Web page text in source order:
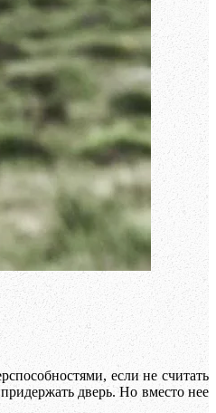
если не считать
дверь. Но вместо нее